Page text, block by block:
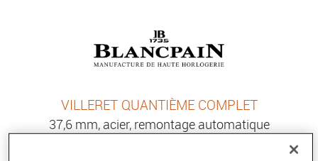
VILLERET QUANTIÈME COMPLET
37,6 mm, acier, remontage automatique